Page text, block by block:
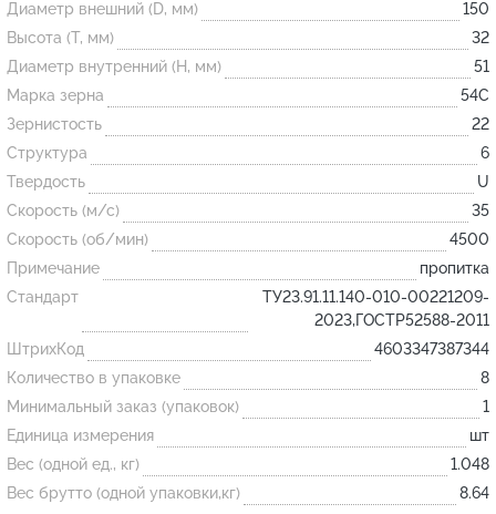
Огнеупорные
изделия
Скачать каталог
Тигель
Муфель
Черпак
Шербер
Трубка
Стержень
Пробка
Подставка
Лодочка
Контакт
Диаметр внешний (D, мм)
150
Высота (T, мм)
32
Диаметр внутренний (H, мм)
51
Марка зерна
54С
Зернистость
22
Структура
6
Твердость
U
Скорость (м/с)
35
Скорость (об/мин)
4500
Примечание
пропитка
Стандарт
ТУ23.91.11.140-010-00221209-
2023,ГОСТР52588-2011
ШтрихКод
4603347387344
Количество в упаковке
8
Минимальный заказ (упаковок)
1
Единица измерения
шт
Вес (одной ед., кг)
1.048
Вес брутто (одной упаковки,кг)
8.64